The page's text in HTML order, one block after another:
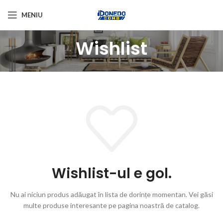
MENIU
Wishlist
Wishlist-ul e gol.
Nu ai niciun produs adăugat în lista de dorințe momentan. Vei găsi
multe produse interesante pe pagina noastră de catalog.